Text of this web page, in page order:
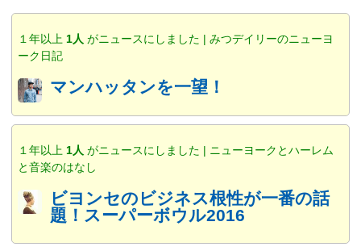
１年以上 1人 がニュースにしました | みつデイリーのニューヨ
ーク日記
マンハッタンを一望！
１年以上 1人 がニュースにしました | ニューヨークとハーレム
と音楽のはなし
ビヨンセのビジネス根性が一番の話
題！スーパーボウル2016